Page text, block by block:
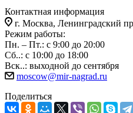
Контактная информация
г. Москва, Ленинградский
Режим работы:
Пн. – Пт.: с 9:00 до 20:00
Сб..: с 10:00 до 18:00
Вск..: выходной до сентября
moscow@mir-nagrad.ru
Поделиться